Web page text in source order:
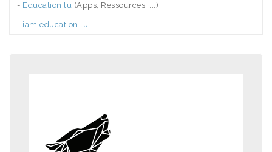
- Education.lu (Apps, Ressources, ...)
- iam.education.lu